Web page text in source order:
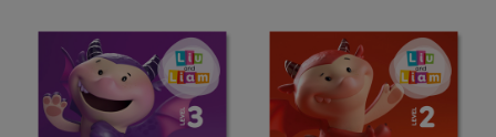
VER DETALLES VER DETALLES